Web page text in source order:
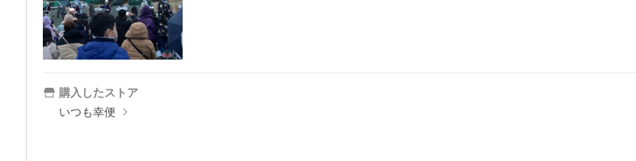
購入したストア
いつも幸便